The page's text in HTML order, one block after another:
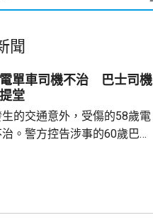
聞
單車司機不治 巴士司機
堂
的交通意外，受傷的58歲電
。警方控告涉事的60歲巴士
交匯處行駛，去到近北大嶼